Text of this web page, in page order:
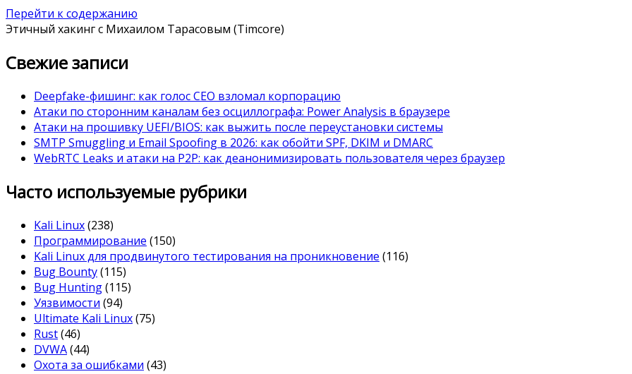
Перейти к содержанию
Этичный хакинг с Михаилом Тарасовым (Timcore)
Свежие записи
Deepfake-фишинг: как голос CEO взломал корпорацию
Атаки по сторонним каналам без осциллографа: Power Analysis в браузере
Атаки на прошивку UEFI/BIOS: как выжить после переустановки системы
SMTP Smuggling и Email Spoofing в 2026: как обойти SPF, DKIM и DMARC
WebRTC Leaks и атаки на P2P: как деанонимизировать пользователя через браузер
Часто используемые рубрики
Kali Linux(238)
Программирование (150)
Kali Linux для продвинутого тестирования на проникновение (116)
Bug Bounty(115)
Bug Hunting(115)
Уязвимости (94)
Ultimate Kali Linux(75)
Rust(46)
DVWA(44)
Охота за ошибками (43)